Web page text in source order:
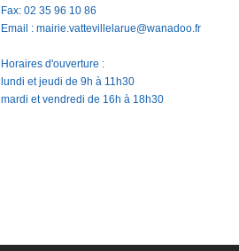
Fax: 02 35 96 10 86
Email : mairie.vattevillelarue@wanadoo.fr
Horaires d'ouverture :
lundi et jeudi de 9h à 11h30
mardi et vendredi de 16h à 18h30